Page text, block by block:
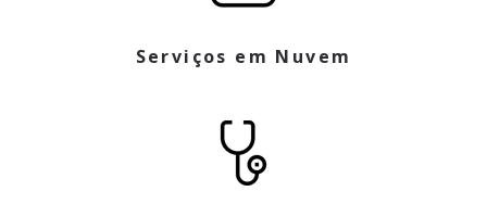
Serviços em Nuvem